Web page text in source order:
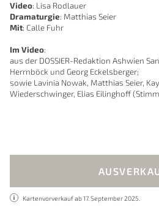
Video: Lisa Rodlauer
Dramaturgie: Matthias Seier
Mit: Calle Fuhr
Im Video:
aus der DOSSIER-Redaktion Ashwien
Herrnböck und Georg Eckelsberger;
sowie Lavinia Nowak, Matthias Seier,
Wiederschwinger, Elias Eilinghoff
Kartenvorverkauf ab 17. September 2025.